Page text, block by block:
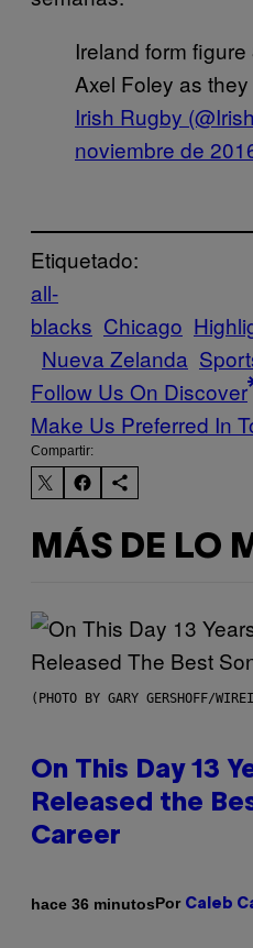
Ireland form
Axel Foley as
Irish Rugby
noviembre de
Etiquetado:
all-
blacks Chicago
Nueva Zelanda
Follow Us On Discover
Make Us Preferred In
Compartir:
MÁS DE LO
(PHOTO BY GARY GERSHOFF/
On This Day 13
Released the
Career
hace 36 minutosPor Caleb